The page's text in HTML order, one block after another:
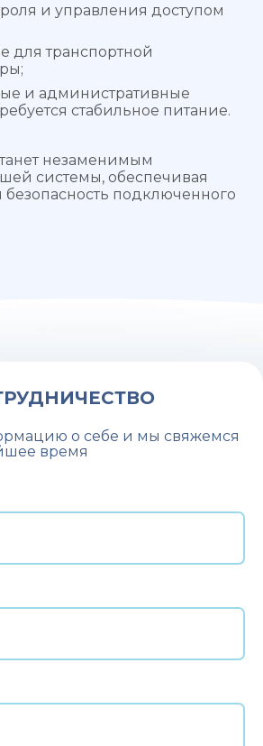
и управления доступом
для транспортной
и административные
стабильное питание.
незаменимым
системы, обеспечивая
безопасность подключенного
о себе и мы свяжемся
время